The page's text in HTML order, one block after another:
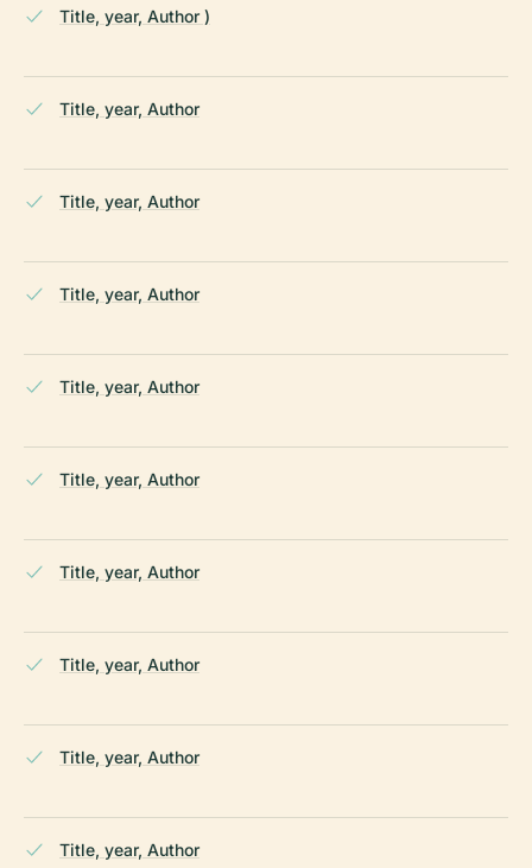
Title, year, Author )
Title, year, Author
Title, year, Author
Title, year, Author
Title, year, Author
Title, year, Author
Title, year, Author
Title, year, Author
Title, year, Author
Title, year, Author